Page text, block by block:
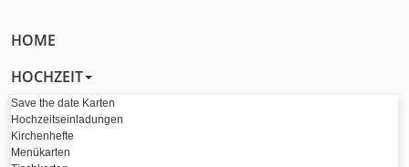
HOME
HOCHZEIT
Save the date Karten
Hochzeitseinladungen
Kirchenhefte
Menükarten